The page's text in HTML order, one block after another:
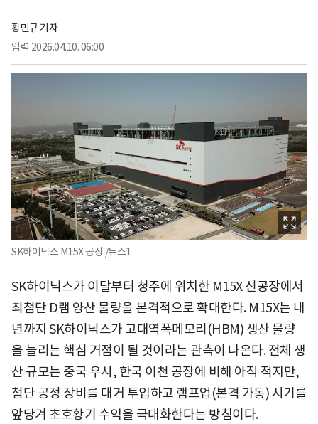
황민규 기자
입력 2026.04.10. 06:00
SK하이닉스 M15X 공장./뉴스1
SK하이닉스가 이달부터 청주에 위치한 M15X 신공장에서
최첨단 D램 양산 물량을 본격적으로 확대한다. M15X는 내
년까지 SK하이닉스가 고대역폭메모리(HBM) 생산 물량
을 늘리는 핵심 거점이 될 것이라는 관측이 나온다. 전체 생
산 규모는 중국 우시, 한국 이천 공장에 비해 아직 적지만,
첨단 공정 장비를 대거 투입하고 램프업(본격 가동) 시기를
앞당겨 초호황기 수익을 극대화한다는 방침이다.